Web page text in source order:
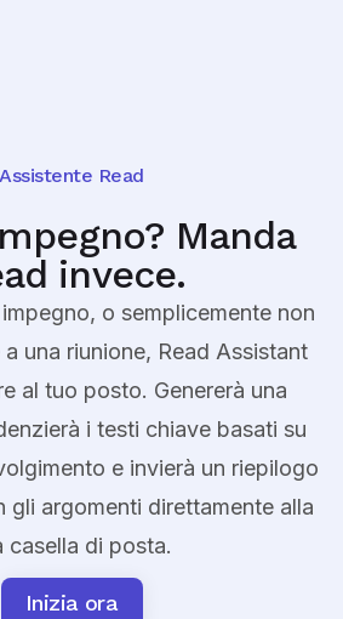
Assistente Read
Manda
invece.
o semplicemente non
una riunione, Read Assistant
al tuo posto. Genererà una
i testi chiave basati su
e invierà un riepilogo
gli argomenti direttamente alla
casella di posta.
Inizia ora